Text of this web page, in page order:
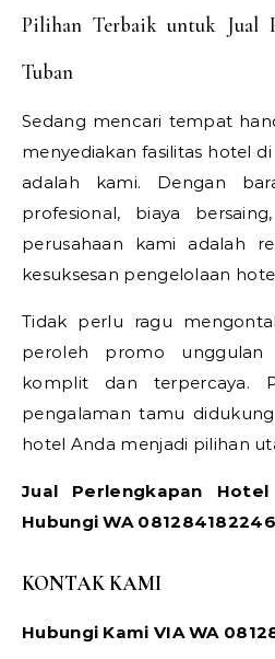
Pilihan Terbaik untuk Jual
Tuban
Sedang mencari tempat
menyediakan fasilitas hotel
adalah kami. Dengan
profesional, biaya
perusahaan kami adalah
kesuksesan pengelolaan
Tidak perlu ragu
peroleh promo
komplit dan terpercaya.
pengalaman tamu
hotel Anda menjadi pilihan
Jual Perlengkapan
Hubungi WA 081284182246
KONTAK KAMI
Hubungi Kami VIA WA